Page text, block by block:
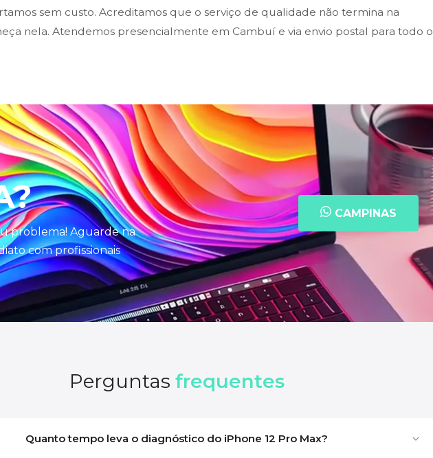
sem custo. Acreditamos que o serviço de qualidade não termina na
nela. Atendemos presencialmente em Cambuí e via envio postal para todo o
problema! Aguarde na
com profissionais
CAMPINAS
Perguntas frequentes
Quanto tempo leva o diagnóstico do iPhone 12 Pro Max?